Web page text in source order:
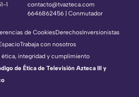
1
contacto@tvazteca.com
6646862456 | Conmutador
de CookiesDerechosInversionistas
Trabaja con nosotros
ética, integridad y cumplimiento
de Ética de Televisión Azteca III y